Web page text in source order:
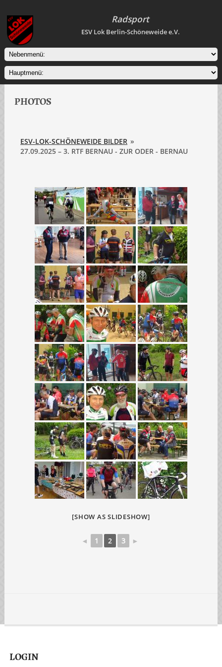
Radsport
ESV Lok Berlin-Schöneweide e.V.
PHOTOS
ESV-LOK-SCHÖNEWEIDE BILDER »
27.09.2025 – 3. RTF BERNAU - ZUR ODER - BERNAU
[SHOW AS SLIDESHOW]
◄ 1 2 3 ►
LOGIN